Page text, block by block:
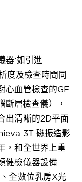
器:如引進
度及檢查時間同
心血管檢查的GE
層檢查儀），
出清晰的2D平面
3T 磁振造影
，和全世界上重
健檢儀器設備
全數位乳房X光